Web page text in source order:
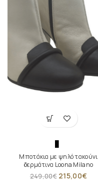
Μποτάκια με ψηλό τακούνι
δερμάτινα Loona Milano
249,00€ 215,00€